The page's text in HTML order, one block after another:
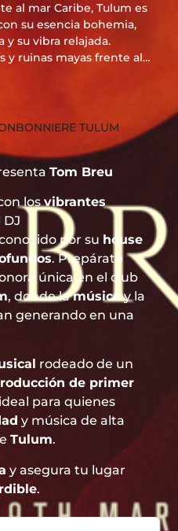
al mar Caribe, Tulum es
su esencia bohemia,
y su vibra relajada.
y ruinas mayas frente al
entre naturaleza,
exclusivos beach
experiencias como
las estrellas, Tulum
y lujo descalzo.
viajes de bienestar
chic y espiritual,
TULUM
Tom Breu
losvibrantes
DJ
por su house
. Prepárate
única en el club
, donde lamúsicay la
generando en una
rodeado de un
de primer
para quienes
y música de alta
Tulum.
y asegura tu lugar
.